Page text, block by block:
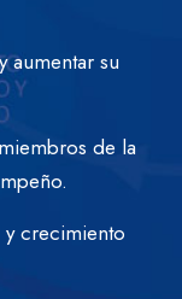
aumentar su
de la
crecimiento